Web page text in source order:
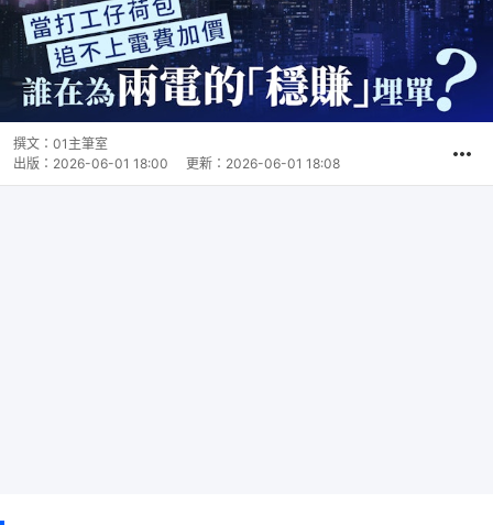
撰文： 01主筆室
出版： 2026-06-01 18:00 更新： 2026-06-01 18:08